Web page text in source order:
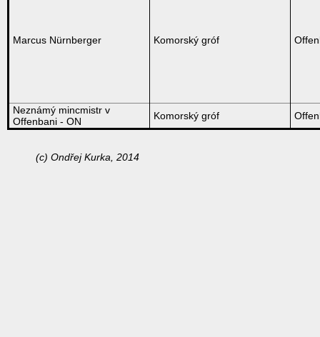
Marcus Nürnberger Komorský gróf
Neznámý mincmistr v
Offenbani - ON
Komorský gróf
(c) Ondřej Kurka, 2014